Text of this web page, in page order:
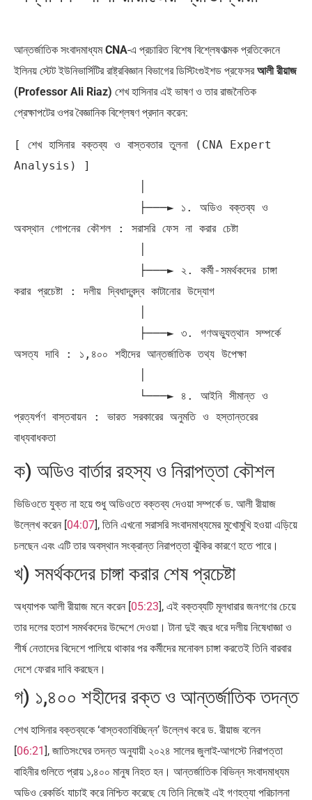
আন্তর্জাতিক সংবাদমাধ্যমCNA-এ প্রচারিত বিশেষ বিশ্লেষণাত্মক প্রতিবেদনে
ইলিনয় স্টেট ইউনিভার্সিটির রাষ্ট্রবিজ্ঞান বিভাগের ডিস্টিংগুইশড প্রফেসরআলী রীয়াজ
(Professor Ali Riaz) শেখ হাসিনার এই ভাষণ ও তার রাজনৈতিক
প্রেক্ষাপটের ওপর বৈজ্ঞানিক বিশ্লেষণ প্রদান করেন:
[ শেখ হাসিনার বক্তব্য ও বাস্তবতার তুলনা (CNA Expert
Analysis) ]
অবস্থান গোপনের কৌশল : সরাসরি ফেস না করার চেষ্টা
করার প্রচেষ্টা : দলীয় দ্বিধাদ্বন্দ্ব কাটানোর উদ্যোগ
অসত্য দাবি : ১,৪০০ শহীদের আন্তর্জাতিক তথ্য উপেক্ষা
প্রত্যর্পণ বাস্তবায়ন : ভারত সরকারের অনুমতি ও হস্তান্তরের
ক) অডিও বার্তার রহস্য ও নিরাপত্তা কৌশল
ভিডিওতে যুক্ত না হয়ে শুধু অডিওতে বক্তব্য দেওয়া সম্পর্কে ড. আলী রীয়াজ
উল্লেখ করেন [04:07], তিনি এখনো সরাসরি সংবাদমাধ্যমের মুখোমুখি হওয়া এড়িয়ে
চলছেন এবং এটি তার অবস্থান সংক্রান্ত নিরাপত্তা ঝুঁকির কারণে হতে পারে।
খ) সমর্থকদের চাঙ্গা করার শেষ প্রচেষ্টা
অধ্যাপক আলী রীয়াজ মনে করেন [05:23], এই বক্তব্যটি মূলধারার জনগণের চেয়ে
তার দলের হতাশ সমর্থকদের উদ্দেশে দেওয়া। টানা দুই বছর ধরে দলীয় নিষেধাজ্ঞা ও
শীর্ষ নেতাদের বিদেশে পালিয়ে থাকার পর কর্মীদের মনোবল চাঙ্গা করতেই তিনি বারবার
দেশে ফেরার দাবি করছেন।
গ) ১,৪০০ শহীদের রক্ত ও আন্তর্জাতিক তদন্ত
শেখ হাসিনার বক্তব্যকে ‘বাস্তবতাবিচ্ছিন্ন’ উল্লেখ করে ড. রীয়াজ বলেন
[06:21], জাতিসংঘের তদন্ত অনুযায়ী ২০২৪ সালের জুলাই-আগস্টে নিরাপত্তা
বাহিনীর গুলিতে প্রায় ১,৪০০ মানুষ নিহত হন। আন্তর্জাতিক বিভিন্ন সংবাদমাধ্যম
অডিও রেকর্ডিং যাচাই করে নিশ্চিত করেছে যে তিনি নিজেই এই গণহত্যা পরিচালনা